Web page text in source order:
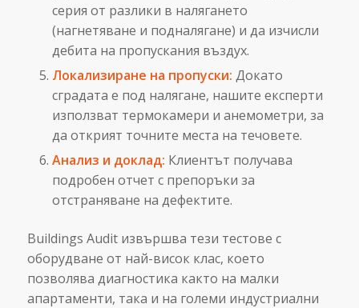
серия от разлики в налягането
(нагнетяване и подналягане) и да изчисли
дебита на пропускания въздух.
Локализиране на пропуски: Докато
сградата е под налягане, нашите експерти
използват термокамери и анемометри, за
да открият точните места на течовете.
Анализ и доклад: Клиентът получава
подробен отчет с препоръки за
отстраняване на дефектите.
Buildings Audit извършва тези тестове с
оборудване от най-висок клас, което
позволява диагностика както на малки
апартаменти, така и на големи индустриални